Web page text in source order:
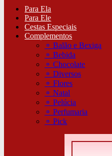
Para Ela
Para Ele
Cestas Especiais
Complementos
⚬Balão e Bexiga
⚬Bebida
⚬Chocolate
⚬Diversos
⚬Flores
⚬Natal
⚬Pelúcia
⚬Perfumaria
⚬Pick